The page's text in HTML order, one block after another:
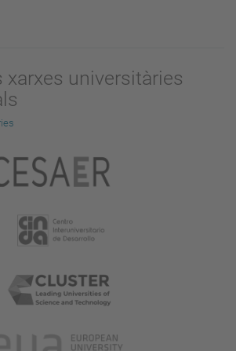
xarxes universitàries